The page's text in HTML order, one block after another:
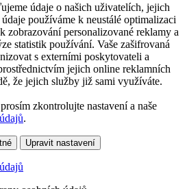
údaje o našich uživatelích, jejich
používáme k neustálé optimalizaci
zobrazování personalizované reklamy a
statistik používání. Vaše zašifrovaná
s externími poskytovateli a
jejich online reklamních
že jejich služby již sami využíváte.
zkontrolujte nastavení a naše
.
Upravit nastavení